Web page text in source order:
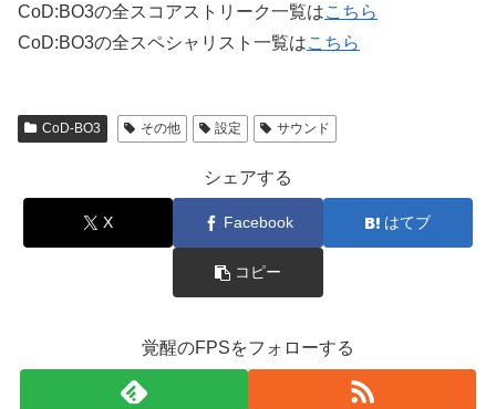
CoD:BO3の全スコアストリーク一覧はこちら
CoD:BO3の全スペシャリスト一覧はこちら
CoD-BO3 その他 設定 サウンド
シェアする
X Facebook はてブ
コピー
覚醒のFPSをフォローする